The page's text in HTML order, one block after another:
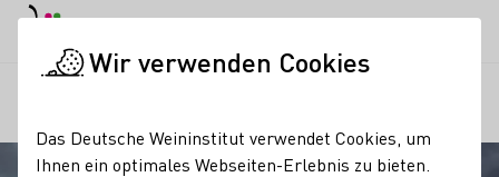
Wir verwenden Cookies
Das Deutsche Weininstitut verwendet Cookies, um
Ihnen ein optimales Webseiten-Erlebnis zu bieten.